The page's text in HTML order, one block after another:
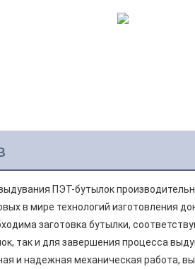
ПЭТ-бутылок
в мире технологий изготовления
заготовка бутылки,
так и для завершения процесса
и надежная механическая работа,